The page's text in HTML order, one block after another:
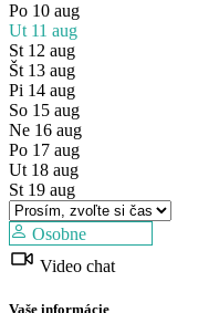
Predaj
Dostupné
Po 10 aug
Ut 11 aug
St 12 aug
Št 13 aug
Pi 14 aug
So 15 aug
Ne 16 aug
Po 17 aug
Ut 18 aug
St 19 aug
Osobne
Video chat
Vaše informácie